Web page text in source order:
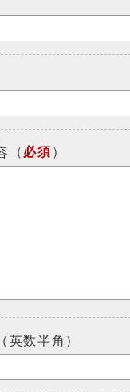
（ 必須 ）
英数半角）